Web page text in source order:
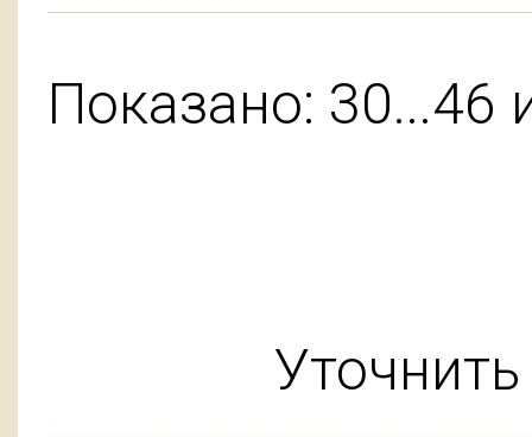
Показано: 30...46